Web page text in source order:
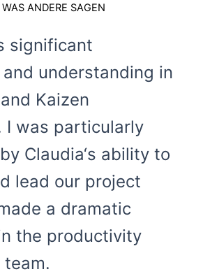
ANDERE SAGEN
significant
understanding in
Kaizen
I was particularly
Claudia‘s ability to
lead our project
a dramatic
the productivity